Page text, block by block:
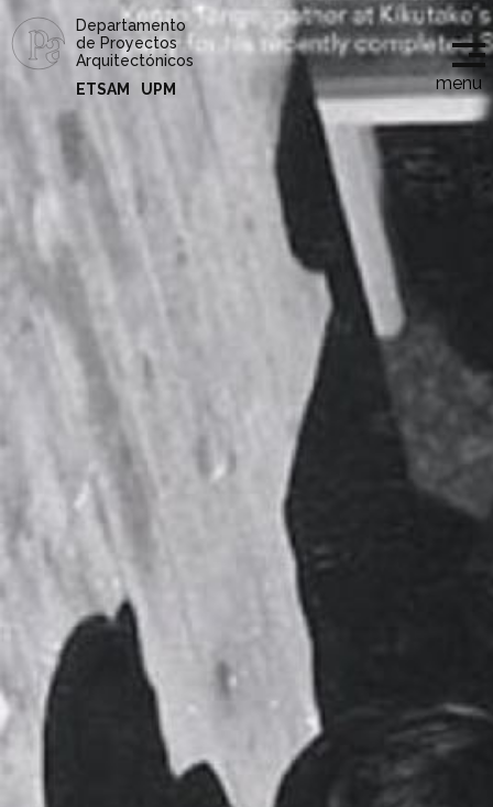
Departamento
de Proyectos
Arquitectónicos
ETSAM
UPM menu